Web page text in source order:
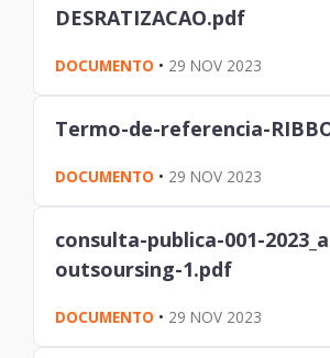
DESRATIZACAO.pdf
DOCUMENTO • 29 NOV 2023
Termo-de-referencia-
DOCUMENTO • 29 NOV 2023
consulta-publica-001-
outsoursing-1.pdf
DOCUMENTO • 29 NOV 2023